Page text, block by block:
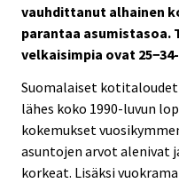
vauhdittanut alhainen
parantaa asumistasoa.
velkaisimpia ovat
Suomalaiset
lähes koko 1990-luvun
kokemukset
asuntojen arvot alenivat
korkeat. Lisäksi